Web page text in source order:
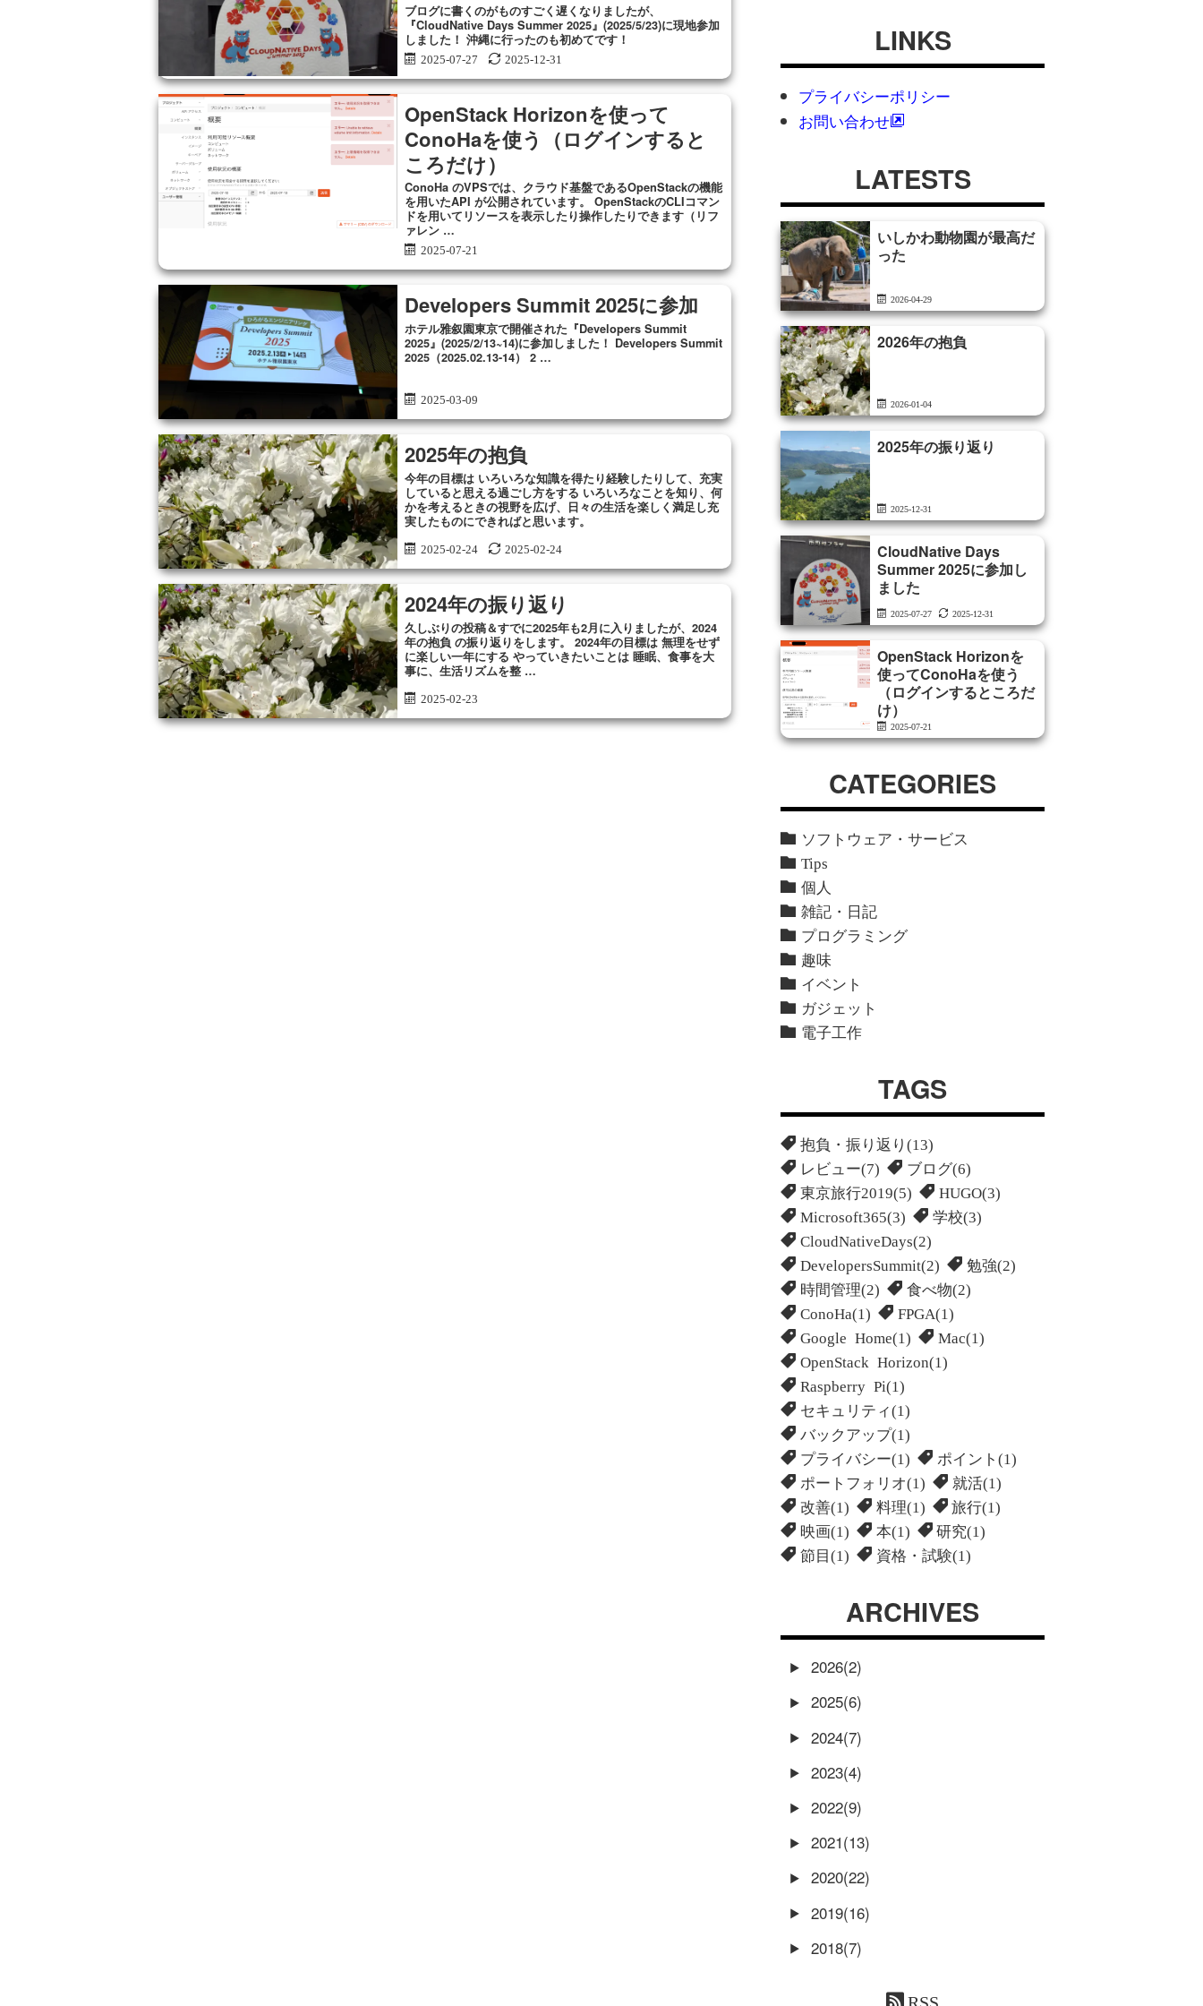
ブログに書くのがものすごく遅くなりましたが、
『CloudNative Days Summer 2025』(2025/5/23)に現地参加
しました！ 沖縄に行ったのも初めてです！
2025-07-27 2025-12-31
OpenStack Horizonを使って
ConoHaを使う（ログインすると
ころだけ）
ConoHa のVPSでは、クラウド基盤であるOpenStackの機能
を用いたAPI が公開されています。 OpenStackのCLIコマン
ドを用いてリソースを表示したり操作したりできます（リフ
ァレン …
2025-07-21
Developers Summit 2025に参加
ホテル雅叙園東京で開催された『Developers Summit
2025』(2025/2/13~14)に参加しました！ Developers Summit
2025（2025.02.13-14） 2 …
2025-03-09
2025年の抱負
今年の目標は いろいろな知識を得たり経験したりして、充実
していると思える過ごし方をする いろいろなことを知り、何
かを考えるときの視野を広げ、日々の生活を楽しく満足し充
実したものにできればと思います。
2025-02-24 2025-02-24
2024年の振り返り
久しぶりの投稿＆すでに2025年も2月に入りましたが、2024
年の抱負 の振り返りをします。 2024年の目標は 無理をせず
に楽しい一年にする やっていきたいことは 睡眠、食事を大
事に、生活リズムを整 …
2025-02-23
LINKS
プライバシーポリシー
お問い合わせ
LATESTS
いしかわ動物園が最高だ
った
2026-04-29
2026年の抱負
2026-01-04
2025年の振り返り
2025-12-31
CloudNative Days
Summer 2025に参加し
ました
2025-07-27 2025-12-31
OpenStack Horizonを
使ってConoHaを使う
（ログインするところだ
け）
2025-07-21
CATEGORIES
ソフトウェア・サービス
Tips
個人
雑記・日記
プログラミング
趣味
イベント
ガジェット
電子工作
TAGS
抱負・振り返り(13)
レビュー(7)
ブログ(6)
東京旅行2019(5)
HUGO(3)
Microsoft365(3)
学校(3)
CloudNativeDays(2)
DevelopersSummit(2)
勉強(2)
時間管理(2)
食べ物(2)
ConoHa(1)
FPGA(1)
Google Home(1)
Mac(1)
OpenStack Horizon(1)
Raspberry Pi(1)
セキュリティ(1)
バックアップ(1)
プライバシー(1)
ポイント(1)
ポートフォリオ(1)
就活(1)
改善(1)
料理(1)
旅行(1)
映画(1)
本(1)
研究(1)
節目(1)
資格・試験(1)
ARCHIVES
2026(2)
2025(6)
2024(7)
2023(4)
2022(9)
2021(13)
2020(22)
2019(16)
2018(7)
RSS